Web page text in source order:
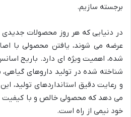
برجسته سازیم.
در دنیایی که هر روز محصولات جدیدی
عرضه می شوند، یافتن محصولی با
شده، اهمیت ویژه ای دارد. باریج
شناخته شده در تولید داروهای
و رعایت دقیق استانداردهای تولید،
می دهد که محصولی خالص و با کیفیت را
خود نیمی از راه است.